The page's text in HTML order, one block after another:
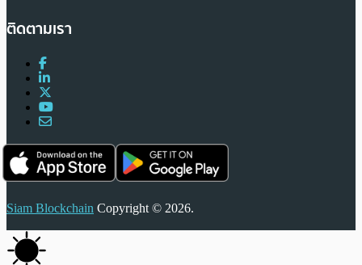
ติดตามเรา
Siam Blockchain Copyright © 2026.